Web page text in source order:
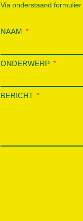
Via onderstaand
NAAM
ONDERWERP
BERICHT